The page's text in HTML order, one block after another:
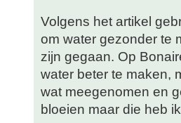
Volgens het artikel
om water gezonder te
zijn gegaan. Op
water beter te maken,
wat meegenomen en
bloeien maar die heb